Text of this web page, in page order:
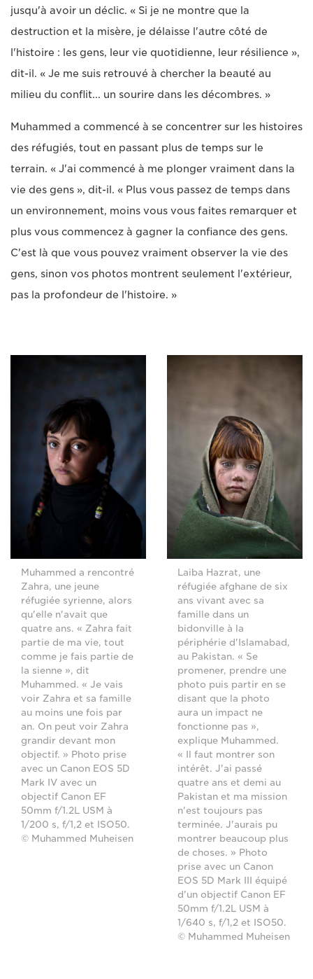
jusqu'à avoir un déclic. « Si je ne montre que la
destruction et la misère, je délaisse l'autre côté de
l'histoire : les gens, leur vie quotidienne, leur résilience »,
dit-il. « Je me suis retrouvé à chercher la beauté au
milieu du conflit... un sourire dans les décombres. »
Muhammed a commencé à se concentrer sur les histoires
des réfugiés, tout en passant plus de temps sur le
terrain. « J'ai commencé à me plonger vraiment dans la
vie des gens », dit-il. « Plus vous passez de temps dans
un environnement, moins vous vous faites remarquer et
plus vous commencez à gagner la confiance des gens.
C'est là que vous pouvez vraiment observer la vie des
gens, sinon vos photos montrent seulement l'extérieur,
pas la profondeur de l'histoire. »
Muhammed a rencontré
Zahra, une jeune
réfugiée syrienne, alors
qu'elle n'avait que
quatre ans. « Zahra fait
partie de ma vie, tout
comme je fais partie de
la sienne », dit
Muhammed. « Je vais
voir Zahra et sa famille
au moins une fois par
an. On peut voir Zahra
grandir devant mon
objectif. » Photo prise
avec un Canon EOS 5D
Mark IV avec un
objectif Canon EF
50mm f/1.2L USM à
1/200 s, f/1,2 et ISO50.
© Muhammed Muheisen
Laiba Hazrat, une
réfugiée afghane de six
ans vivant avec sa
famille dans un
bidonville à la
périphérie d'Islamabad,
au Pakistan. « Se
promener, prendre une
photo puis partir en se
disant que la photo
aura un impact ne
fonctionne pas »,
explique Muhammed.
« Il faut montrer son
intérêt. J'ai passé
quatre ans et demi au
Pakistan et ma mission
n'est toujours pas
terminée. J'aurais pu
montrer beaucoup plus
de choses. » Photo
prise avec un Canon
EOS 5D Mark III équipé
d'un objectif Canon EF
50mm f/1.2L USM à
1/640 s, f/1,2 et ISO50.
© Muhammed Muheisen